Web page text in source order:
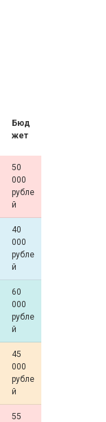
Бюд
жет
50
000
рубле
й
40
000
рубле
й
60
000
рубле
й
45
000
рубле
й
55